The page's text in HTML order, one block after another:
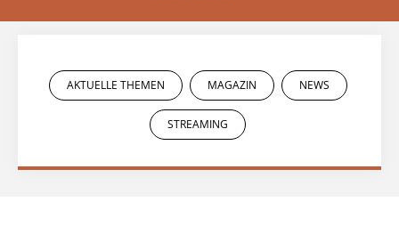
AKTUELLE THEMEN MAGAZIN NEWS
STREAMING